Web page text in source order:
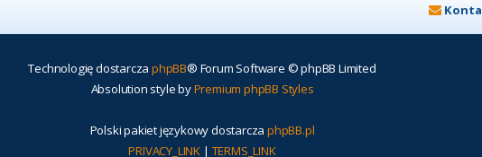
Technologię dostarcza phpBB® Forum Software © phpBB Limited
Absolution style byPremium phpBB Styles
Polski pakiet językowy dostarcza phpBB.pl
PRIVACY_LINK | TERMS_LINK